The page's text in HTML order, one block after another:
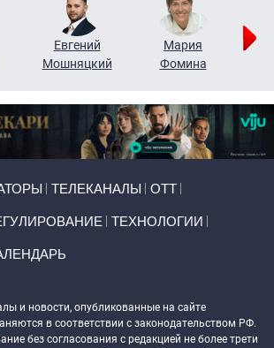
Евгений
Мошняцкий
Мария
Фомина
ТЕЛЕКАНАЛЫ ОТТ
ТЕХНОЛОГИИ
и новости, опубликованные на сайте
в соответствии с законодательством РФ.
без согласования с редакцией не более трети